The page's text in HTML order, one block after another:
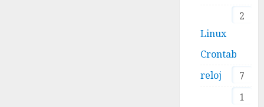
2
Linux
Crontab
7
reloj
1